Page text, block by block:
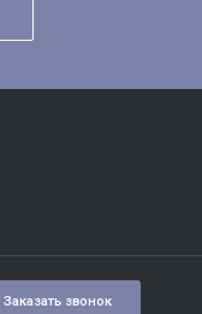
Заказать звонок